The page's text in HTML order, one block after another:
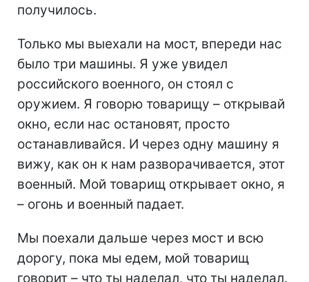
получилось.
Только мы выехали на мост, впереди нас
было три машины. Я уже увидел
российского военного, он стоял с
оружием. Я говорю товарищу – открывай
окно, если нас остановят, просто
останавливайся. И через одну машину я
вижу, как он к нам разворачивается, этот
военный. Мой товарищ открывает окно, я
– огонь и военный падает.
Мы поехали дальше через мост и всю
дорогу, пока мы едем, мой товарищ
говорит – что ты наделал, что ты наделал.